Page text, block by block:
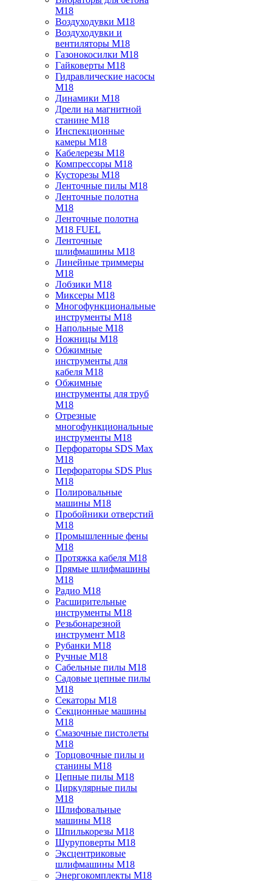
M18
Воздуходувки M18
Воздуходувки и
вентиляторы M18
Газонокосилки M18
Гайковерты M18
Гидравлические насосы
M18
Динамики M18
Дрели на магнитной
станине M18
Инспекционные
камеры M18
Кабелерезы M18
Компрессоры M18
Кусторезы M18
Ленточные пилы M18
Ленточные полотна
M18
Ленточные полотна
M18 FUEL
Ленточные
шлифмашины M18
Линейные триммеры
M18
Лобзики M18
Миксеры M18
Многофункциональные
инструменты M18
Напольные M18
Ножницы M18
Обжимные
инструменты для
кабеля M18
Обжимные
инструменты для труб
M18
Отрезные
многофункциональные
инструменты M18
Перфораторы SDS Max
M18
Перфораторы SDS Plus
M18
Полировальные
машины M18
Пробойники отверстий
M18
Промышленные фены
M18
Протяжка кабеля M18
Прямые шлифмашины
M18
Радио M18
Расширительные
инструменты M18
Резьбонарезной
инструмент M18
Рубанки M18
Ручные M18
Сабельные пилы M18
Садовые цепные пилы
M18
Секаторы M18
Секционные машины
M18
Смазочные пистолеты
M18
Торцовочные пилы и
станины M18
Цепные пилы M18
Циркулярные пилы
M18
Шлифовальные
машины M18
Шпилькорезы M18
Шуруповерты M18
Эксцентриковые
шлифмашины M18
Энергокомплекты M18